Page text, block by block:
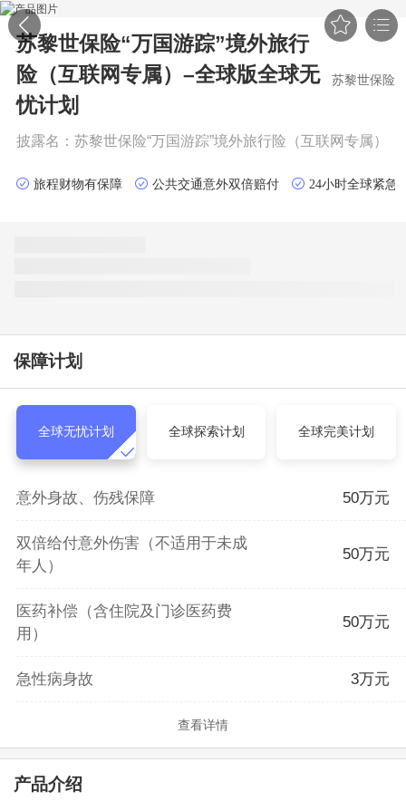
 
苏黎世保险“万国游踪”境外旅行
险（互联网专属）–全球版全球无
忧计划
苏黎世保险
披露名： 苏黎世保险“万国游踪”境外旅行险（互联网专属）
旅程财物有保障 公共交通意外双倍赔付 24小时全球紧急
保障计划
全球无忧计划 全球探索计划 全球完美计划
意外身故、伤残保障 50万元
双倍给付意外伤害（不适用于未成
年人）
50万元
医药补偿（含住院及门诊医药费
用）
50万元
急性病身故 3万元
查看详情
产品介绍